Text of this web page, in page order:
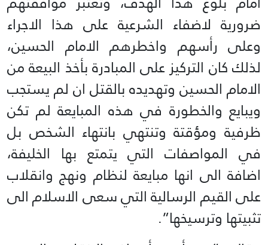
ضرورية لاضفاء الشرعية على هذا الاجراء
وعلى رأسهم واخطرهم الامام الحسين،
لذلك كان التركيز على المبادرة بأخذ البيعة من
الامام الحسين وتهديده بالقتل ان لم يستجب
ويبايع والخطورة في هذه المبايعة لم تكن
ظرفية ومؤقتة وتنتهي بانتهاء الشخص بل
في المواصفات التي يتمتع بها الخليفة،
اضافة الى انها مبايعة لنظام ونهج وانقلاب
على القيم الرسالية التي سعى الاسلام الى
تثبيتها وترسيخها”.